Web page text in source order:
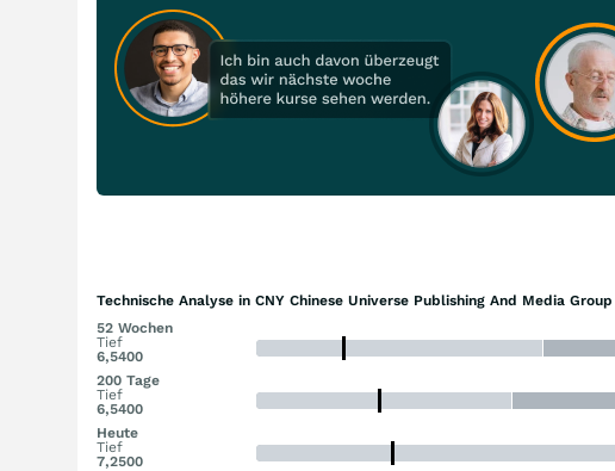
Technische Analyse in CNY Chinese Universe Publishing And Media
52 Wochen
Tief
6,5400
200 Tage
Tief
6,5400
Heute
Tief
7,2500